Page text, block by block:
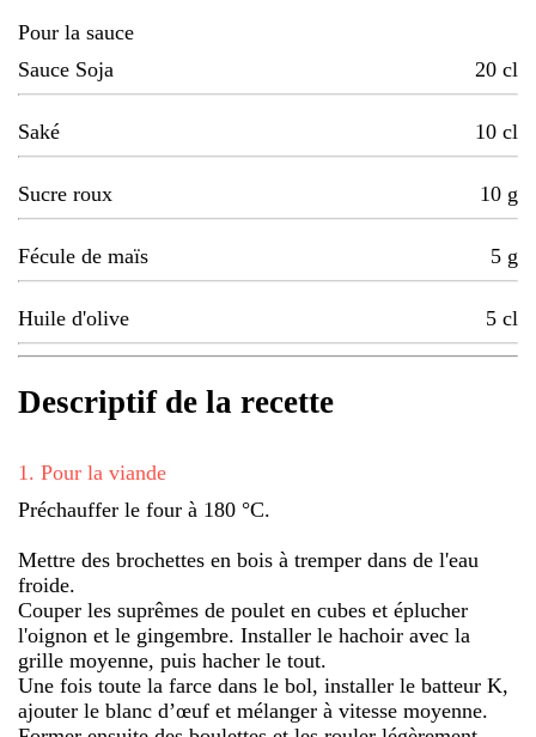
Pour la sauce
Sauce Soja
20 cl
Saké 10 cl
Sucre roux 10 g
Fécule de maïs 5 g
Huile d'olive 5 cl
Descriptif de la recette
1 . Pour la viande
Préchauffer le four à 180 °C.
Mettre des brochettes en bois à tremper dans de l'eau
froide.
Couper les suprêmes de poulet en cubes et éplucher
l'oignon et le gingembre. Installer le hachoir avec la
grille moyenne, puis hacher le tout.
Une fois toute la farce dans le bol, installer le batteur K,
ajouter le blanc d’œuf et mélanger à vitesse moyenne.